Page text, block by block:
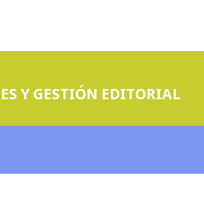
Y GESTIÓN EDITORIAL